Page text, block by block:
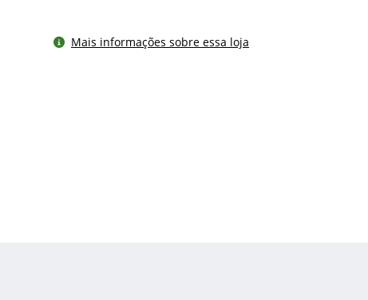
Mais informações sobre essa loja